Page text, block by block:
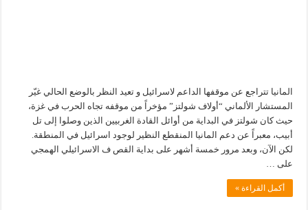
المانيا تتراجع عن موقفها الداعم لاسرائيل و تعيد النظر بالوضع الحالي غيّر
المستشار الألماني “أولاف شولتز” مؤخراً من موقفه تجاه الحرب في غزة،
حيث كان شولتز في البداية من أوائل القادة الغربيين الذين وصلوا إلى تل
أبيب، معبراً عن دعم المانيا المنقطع النظير لوجود اسرائيل في المنطقة.
لكن الآن، وبعد مرور خمسة أشهر على بداية القص ف الاسرائيلي الهمجي
على …
أكمل القراءة »